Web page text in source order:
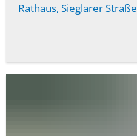
Rathaus, Sieglarer Straße